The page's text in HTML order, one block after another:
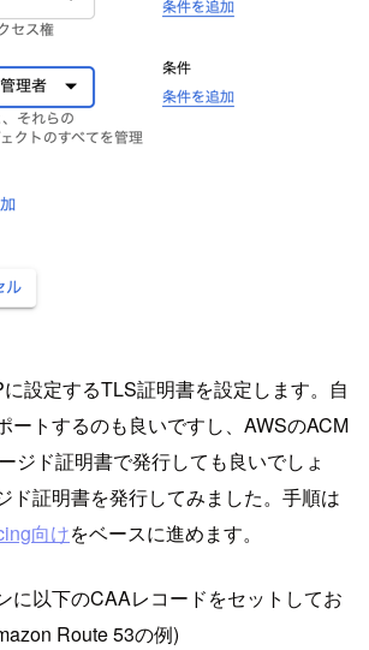
設定するTLS証明書を設定します。自
ートするのも良いですし、AWSのACM
ジド証明書で発行しても良いでしょ
ド証明書を発行してみました。手順は
向けをベースに進めます。
に以下のCAAレコードをセットしてお
Route 53の例)